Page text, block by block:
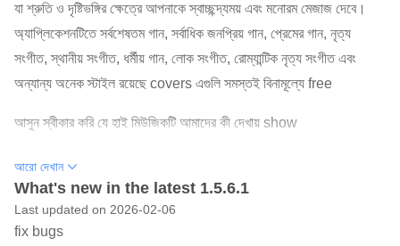
যা শ্রুতি ও দৃষ্টিভঙ্গির ক্ষেত্রে আপনাকে স্বাচ্ছন্দ্যময় এবং মনোরম মেজাজ দেবে।
অ্যাপ্লিকেশনটিতে সর্বশেষতম গান, সর্বাধিক জনপ্রিয় গান, প্রেমের গান, নৃত্য
সংগীত, স্থানীয় সংগীত, ধর্মীয় গান, লোক সংগীত, রোম্যান্টিক নৃত্য সংগীত এবং
অন্যান্য অনেক স্টাইল রয়েছে covers এগুলি সমস্তই বিনামূল্যে free
আসুন স্বীকার করি যে হাই মিউজিকটি আমাদের কী দেখায় show
বিনামূল্যে সঙ্গীত উপভোগ করুন:
ব্যবহারকারীরা বিনামূল্যে সঙ্গীত পেতে এবং অফলাইন প্লে করতে পারেন। আপনি যদি
একটি ভাল সঙ্গীত অ্যাপ্লিকেশন চান যা অফলাইনে প্লে করতে পারে এই হাই সঙ্গীত
প্লেয়ারটি আপনার জন্য যেখানে লক্ষ লক্ষ ফ্রি গান থেকে সংগীত অনুসন্ধান করতে
আরো দেখান
What's new in the latest 1.5.6.1
Last updated on 2026-02-06
fix bugs